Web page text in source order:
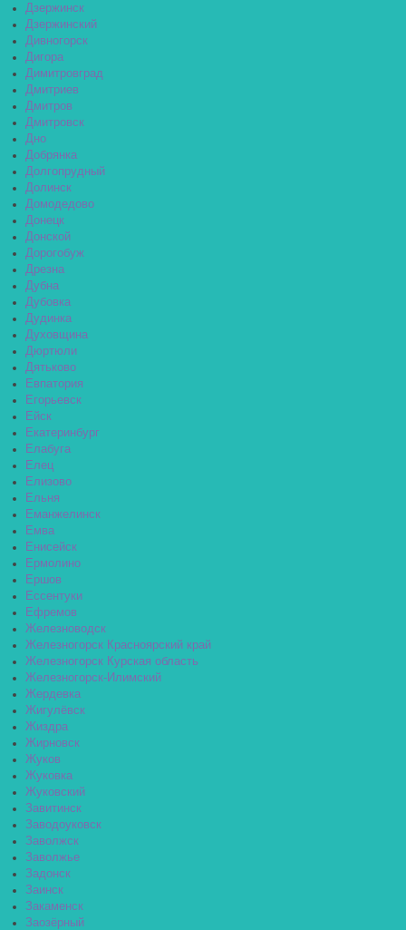
Дзержинск
Дзержинский
Дивногорск
Дигора
Димитровград
Дмитриев
Дмитров
Дмитровск
Дно
Добрянка
Долгопрудный
Долинск
Домодедово
Донецк
Донской
Дорогобуж
Дрезна
Дубна
Дубовка
Дудинка
Духовщина
Дюртюли
Дятьково
Евпатория
Егорьевск
Ейск
Екатеринбург
Елабуга
Елец
Елизово
Ельня
Еманжелинск
Емва
Енисейск
Ермолино
Ершов
Ессентуки
Ефремов
Железноводск
Железногорск Красноярский край
Железногорск Курская область
Железногорск-Илимский
Жердевка
Жигулёвск
Жиздра
Жирновск
Жуков
Жуковка
Жуковский
Завитинск
Заводоуковск
Заволжск
Заволжье
Задонск
Заинск
Закаменск
Заозёрный